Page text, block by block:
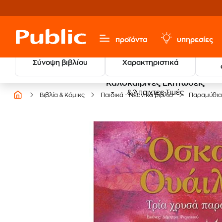
προϊόντα υπηρεσίες
Σύνοψη βιβλίου Χαρακτηριστικά
Καλοκαιρινές Εκπτώσεις
& Άπαιχτες Τιμές
Βιβλία & Κόμικς Παιδικά - Νεανικά βιβλία Παραμύθια